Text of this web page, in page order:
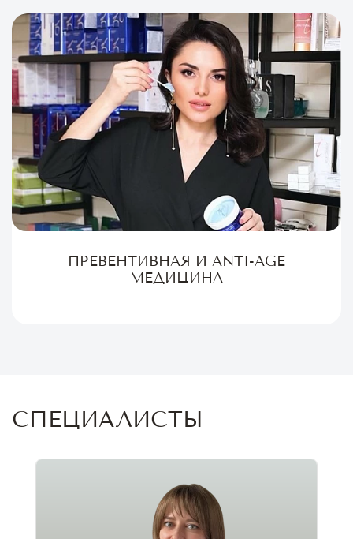
ПРЕВЕНТИВНАЯ И ANTI-AGE
МЕДИЦИНА
СПЕЦИАЛИСТЫ